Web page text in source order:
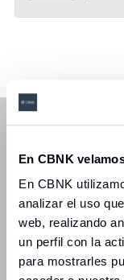
En CBNK
En CBNK
analizar el uso
web, realizando
un perfil con la
para mostrarles
Inversión
Impulsamos tu
diseñada por
Ir a inversión